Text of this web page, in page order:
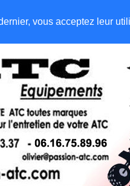
vous acceptez leur